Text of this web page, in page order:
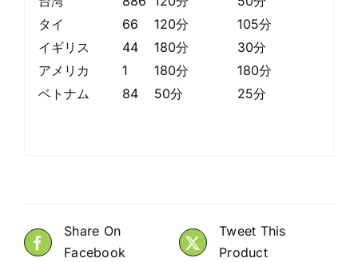
タイ
66 120分
105分
イギリス
44 180分
30分
アメリカ
1 180分
180分
ベトナム
84 50分 25分
Share On
Facebook
Tweet This
Product